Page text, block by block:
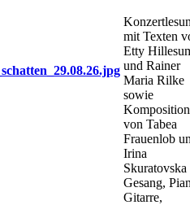
mit Texten
Etty
und Rainer
Maria Rilke
sowie
von Tabea
Frauenlob
Irina
Gesang,
Gitarre,